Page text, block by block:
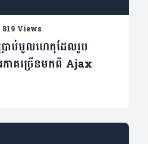
819 Views
ាប់មូលហេតុដែលរូប
ាគច្រើនមកពី Ajax